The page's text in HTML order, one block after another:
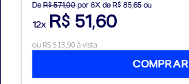
De R$ 571,00 por 6X de R$ 85,65 ou
12x R$ 51,60
ou R$ 513,90 à vista
COMPRAR